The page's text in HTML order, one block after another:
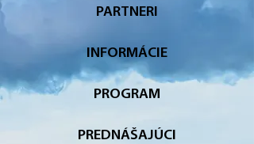
PARTNERI
INFORMÁCIE
PROGRAM
PREDNÁŠAJÚCI